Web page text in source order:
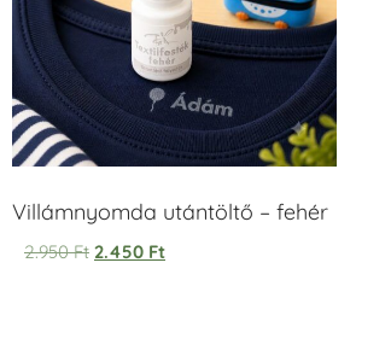
Villámnyomda utántöltő – fehér
2.950Ft 2.450 Ft